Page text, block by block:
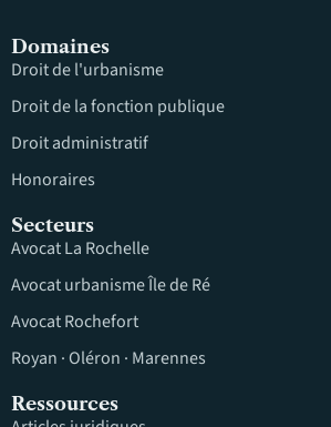
Domaines
Droit de l'urbanisme
Droit de la fonction publique
Droit administratif
Honoraires
Secteurs
Avocat La Rochelle
Avocat urbanisme Île de Ré
Avocat Rochefort
Royan · Oléron · Marennes
Ressources